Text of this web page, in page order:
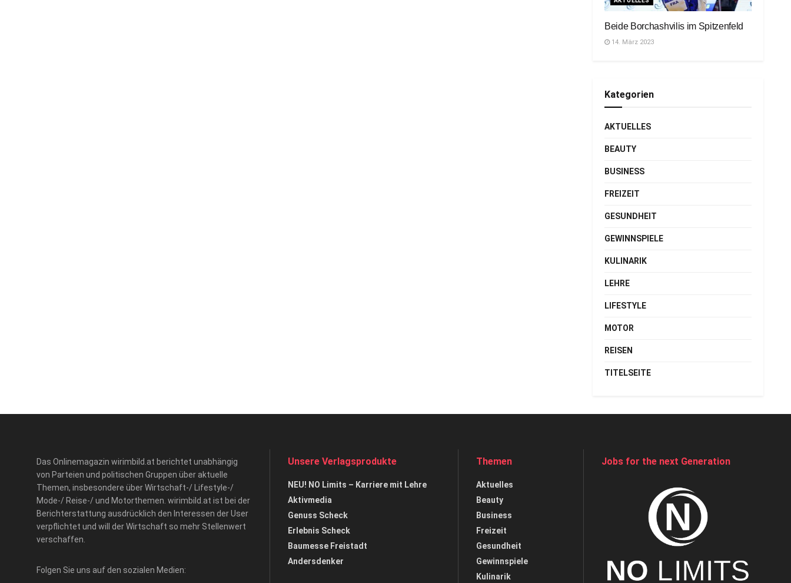
Beide Borchashvilis im Spitzenfeld
14. März 2023
Kategorien
AKTUELLES
BEAUTY
BUSINESS
FREIZEIT
GESUNDHEIT
GEWINNSPIELE
KULINARIK
LEHRE
LIFESTYLE
MOTOR
REISEN
TITELSEITE
Das Onlinemagazin wirimbild.at berichtet unabhängig
von Parteien und politischen Gruppen über aktuelle
Themen, insbesondere über Wirtschaft-/ Lifestyle-/
Mode-/ Reise-/ und Motorthemen. wirimbild.at ist bei der
Berichterstattung ausdrücklich den Interessen der User
verpflichtet und will der Wirtschaft so mehr Stellenwert
verschaffen.
Folgen Sie uns auf den sozialen Medien:
Unsere Verlagsprodukte
NEU! NO Limits – Karriere mit Lehre
Aktivmedia
Genuss Scheck
Erlebnis Scheck
Baumesse Freistadt
Andersdenker
Themen
Aktuelles
Beauty
Business
Freizeit
Gesundheit
Gewinnspiele
Kulinarik
Jobs for the next Generation